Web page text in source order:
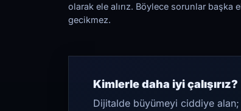
olarak ele alırız. Böylece sorunlar başka
gecikmez.
Kimlerle daha iyi çalışırız?
Dijitalde büyümeyi ciddiye